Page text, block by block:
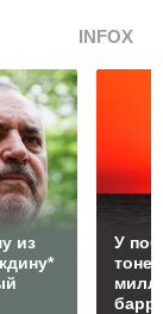
INFOX
из
У